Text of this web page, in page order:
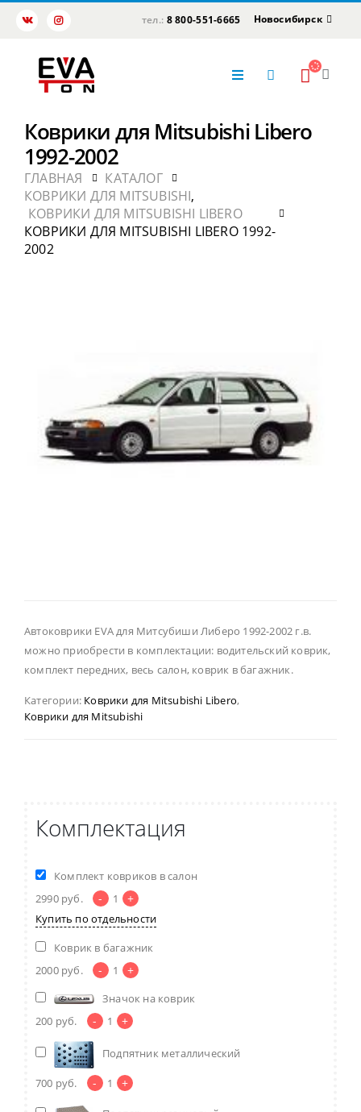
тел.: 8 800-551-6665 Новосибирск
Коврики для Mitsubishi Libero
1992-2002
ГЛАВНАЯ
КАТАЛОГ
КОВРИКИ ДЛЯ MITSUBISHI,
КОВРИКИ ДЛЯ MITSUBISHI LIBERO
КОВРИКИ ДЛЯ MITSUBISHI LIBERO 1992-
2002
Автоковрики EVA для Митсубиши Либеро 1992-2002 г.в.
можно приобрести в комплектации: водительский коврик,
комплект передних, весь салон, коврик в багажник.
Категории: Коврики для Mitsubishi Libero,
Коврики для Mitsubishi
Комплектация
Комплект ковриков в салон
2990 руб. - 1 +
Купить по отдельности
Коврик в багажник
2000 руб. - 1 +
Значок на коврик
200 руб. - 1 +
Подпятник металлический
700 руб. - 1 +